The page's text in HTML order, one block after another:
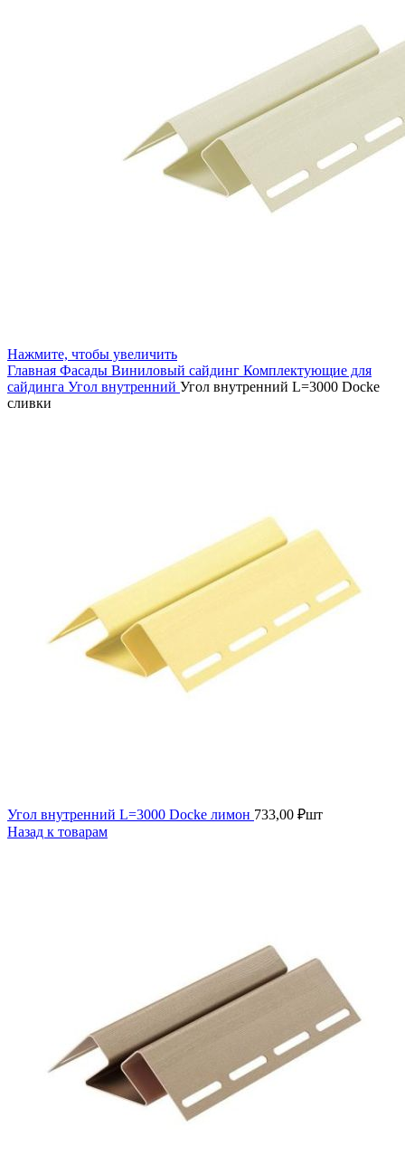
Нажмите, чтобы увеличить
Главная Фасады Виниловый сайдинг Комплектующие для
сайдинга Угол внутренний Угол внутренний L=3000 Docke
сливки
Угол внутренний L=3000 Docke лимон 733,00 ₽шт
Назад к товарам